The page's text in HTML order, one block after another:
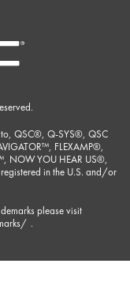
to, QSC®, Q-SYS®, QSC
FLEXAMP®,
NOW YOU HEAR US®,
in the U.S. and/or
please visit
.